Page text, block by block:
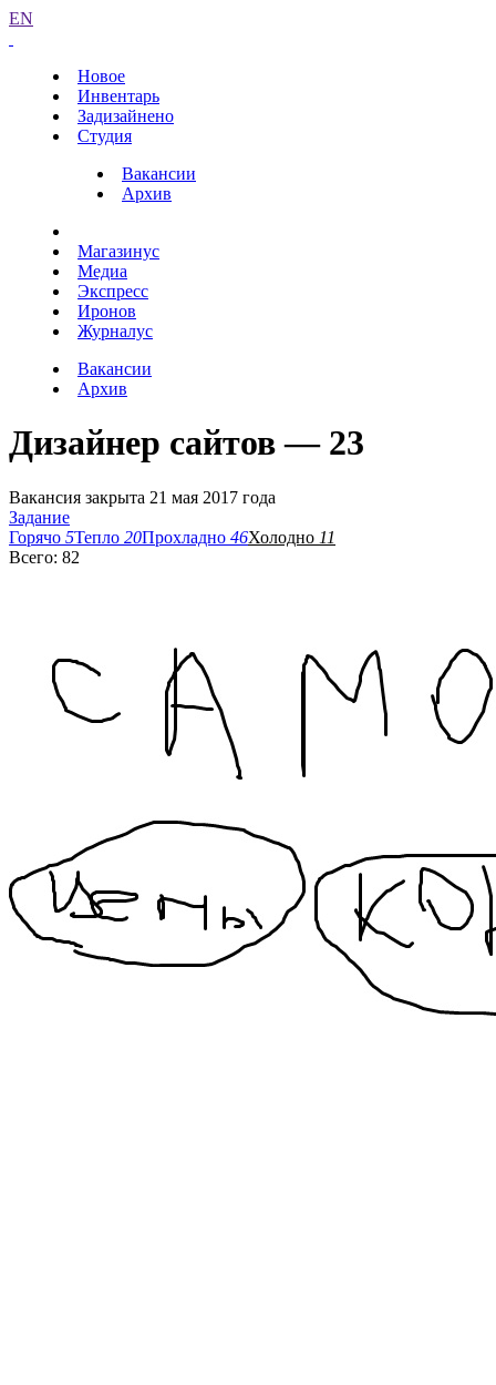
EN
Новое
Инвентарь
Задизайнено
Студия
Вакансии
Архив
Магазинус
Медиа
Экспресс
Иронов
Журналус
Вакансии
Архив
Дизайнер сайтов — 23
Вакансия закрыта 21 мая 2017 года
Задание
Горячо 5Тепло 20Прохладно 46Холодно 11
Всего: 82